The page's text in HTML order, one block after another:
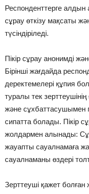
Респонденттерге алдын
сұрау өткізу мақсаты
түсіндіріледі.
Пікір сұрау анонимді
Бірінші жағдайда
деректемелері құпия
туралы тек
және сұхбаттасушымен
сипатта болады. Пікір
жолдармен алынады:
жауапты сауалнамаға
сауалнаманы өздері
Зерттеуші қажет